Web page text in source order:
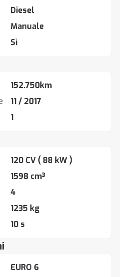
Diesel
Manuale
Sì
152.750km
11 / 2017
1
120 CV ( 88 kW )
1598 cm³
4
1235 kg
10 s
EURO 6